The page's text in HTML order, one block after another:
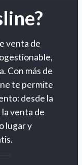
venta de
Con más de
te permite
desde la
venta de
lugar y